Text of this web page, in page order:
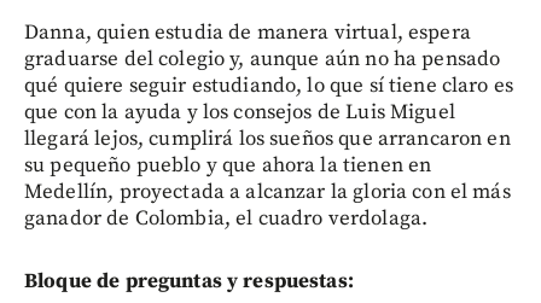
Danna, quien estudia de manera virtual, espera
graduarse del colegio y, aunque aún no ha pensado
qué quiere seguir estudiando, lo que sí tiene claro es
que con la ayuda y los consejos de Luis Miguel
llegará lejos, cumplirá los sueños que arrancaron en
su pequeño pueblo y que ahora la tienen en
Medellín, proyectada a alcanzar la gloria con el más
ganador de Colombia, el cuadro verdolaga.
Bloque de preguntas y respuestas: